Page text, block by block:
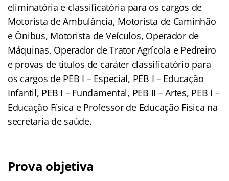
eliminatória e classificatória para os cargos de
Motorista de Ambulância, Motorista de Caminhão
e Ônibus, Motorista de Veículos, Operador de
Máquinas, Operador de Trator Agrícola e Pedreiro
e provas de títulos de caráter classificatório para
os cargos de PEB I – Especial, PEB I – Educação
Infantil, PEB I – Fundamental, PEB II – Artes, PEB I –
Educação Física e Professor de Educação Física na
secretaria de saúde.
Prova objetiva